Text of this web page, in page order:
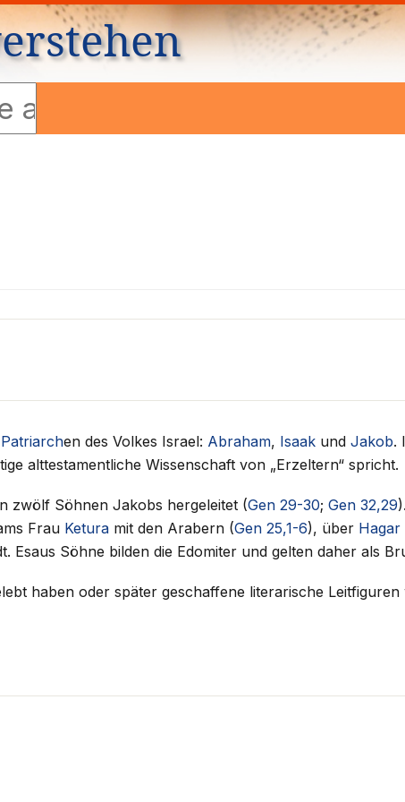
Patriarchen des Volkes Israel: Abraham, Isaak und Jakob.
alttestamentliche Wissenschaft von „Erzeltern“ spricht.
zwölf Söhnen Jakobs hergeleitet (Gen 29-30; Gen 32,29
Frau Ketura mit den Arabern (Gen 25,1-6), über Hagar
Esaus Söhne bilden die Edomiter und gelten daher als
haben oder später geschaffene literarische Leitfiguren